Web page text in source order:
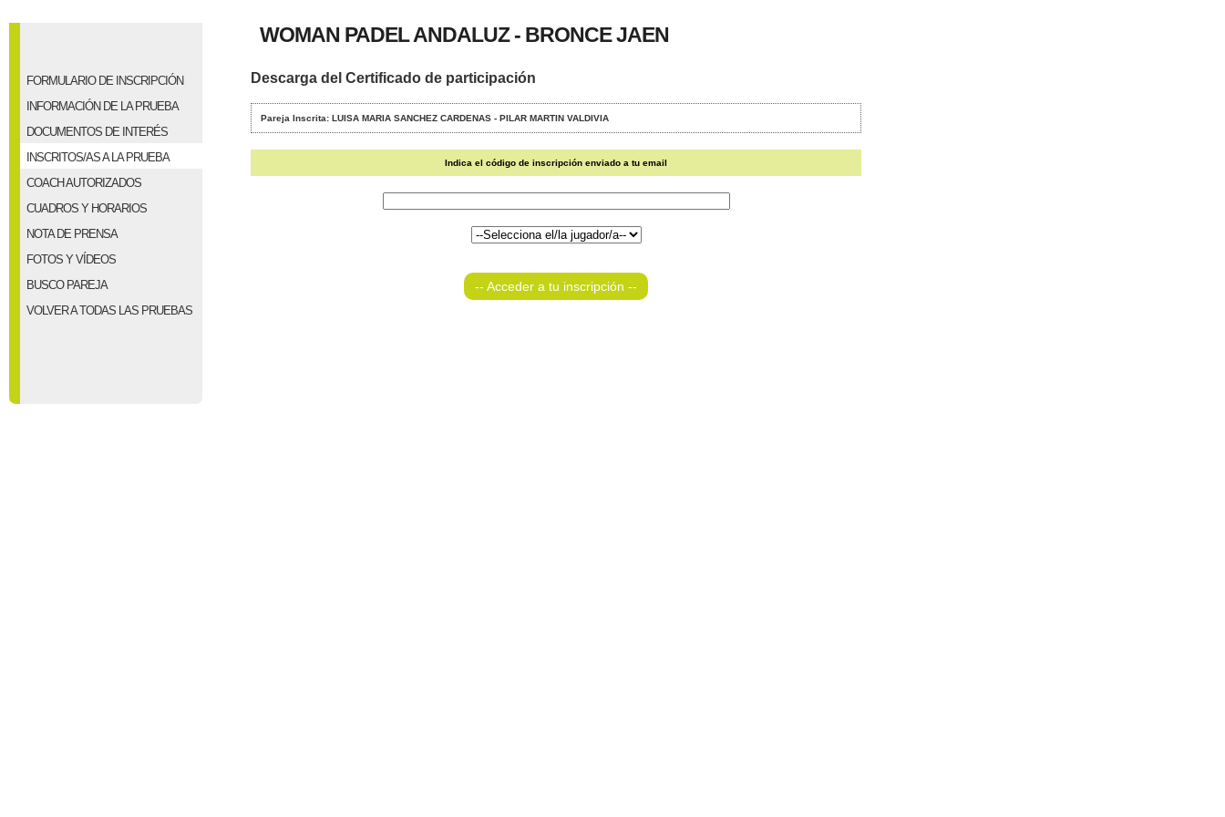
FORMULARIO DE INSCRIPCIÓN
INFORMACIÓN DE LA PRUEBA
DOCUMENTOS DE INTERÉS
INSCRITOS/AS A LA PRUEBA
COACH AUTORIZADOS
CUADROS Y HORARIOS
NOTA DE PRENSA
FOTOS Y VÍDEOS
BUSCO PAREJA
VOLVER A TODAS LAS PRUEBAS
WOMAN PADEL ANDALUZ - BRONCE JAEN
Descarga del Certificado de participación
Pareja Inscrita: LUISA MARIA SANCHEZ CARDENAS - PILAR MARTIN VALDIVIA
Indica el código de inscripción enviado a tu email
-- Acceder a tu inscripción --